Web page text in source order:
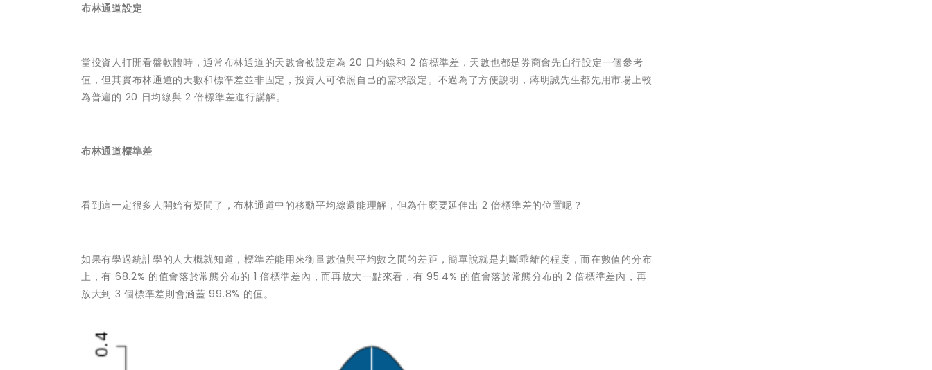
布林通道設定
當投資人打開看盤軟體時，通常布林通道的天數會被設定為 20 日均線和 2 倍標準差，天數也都是券商會先自行設定一個參考
值，但其實布林通道的天數和標準差並非固定，投資人可依照自己的需求設定。不過為了方便說明，蔣明誠先生都先用市場上較
為普遍的 20 日均線與 2 倍標準差進行講解。
布林通道標準差
看到這一定很多人開始有疑問了，布林通道中的移動平均線還能理解，但為什麼要延伸出 2 倍標準差的位置呢？
如果有學過統計學的人大概就知道，標準差能用來衡量數值與平均數之間的差距，簡單說就是判斷乖離的程度，而在數值的分布
上，有 68.2% 的值會落於常態分布的 1 倍標準差內，而再放大一點來看，有 95.4% 的值會落於常態分布的 2 倍標準差內，再
放大到 3 個標準差則會涵蓋 99.8% 的值。